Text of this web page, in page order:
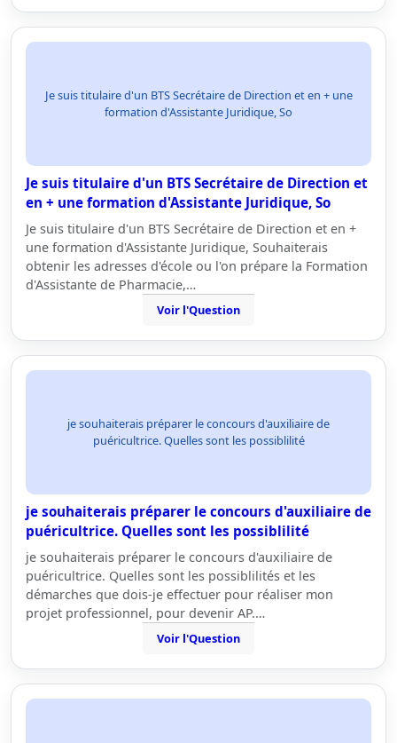
Je suis titulaire d'un BTS Secrétaire de Direction et en + une
formation d'Assistante Juridique, So
Je suis titulaire d'un BTS Secrétaire de Direction et
en + une formation d'Assistante Juridique, So
Je suis titulaire d'un BTS Secrétaire de Direction et en +
une formation d'Assistante Juridique, Souhaiterais
obtenir les adresses d'école ou l'on prépare la Formation
d'Assistante de Pharmacie,…
Voir l'Question
je souhaiterais préparer le concours d'auxiliaire de
puéricultrice. Quelles sont les possiblilité
je souhaiterais préparer le concours d'auxiliaire de
puéricultrice. Quelles sont les possiblilité
je souhaiterais préparer le concours d'auxiliaire de
puéricultrice. Quelles sont les possiblilités et les
démarches que dois-je effectuer pour réaliser mon
projet professionnel, pour devenir AP.…
Voir l'Question